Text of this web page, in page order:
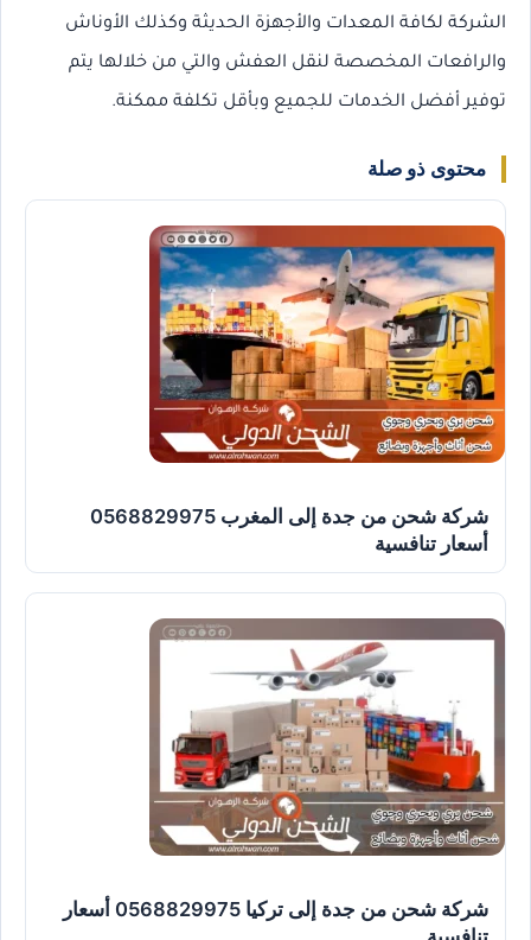
الشركة لكافة المعدات والأجهزة الحديثة وكذلك الأوناش
والرافعات المخصصة لنقل العفش والتي من خلالها يتم
توفير أفضل الخدمات للجميع وبأقل تكلفة ممكنة.
محتوى ذو صلة
شركة شحن من جدة إلى المغرب 0568829975
أسعار تنافسية
شركة شحن من جدة إلى تركيا 0568829975 أسعار